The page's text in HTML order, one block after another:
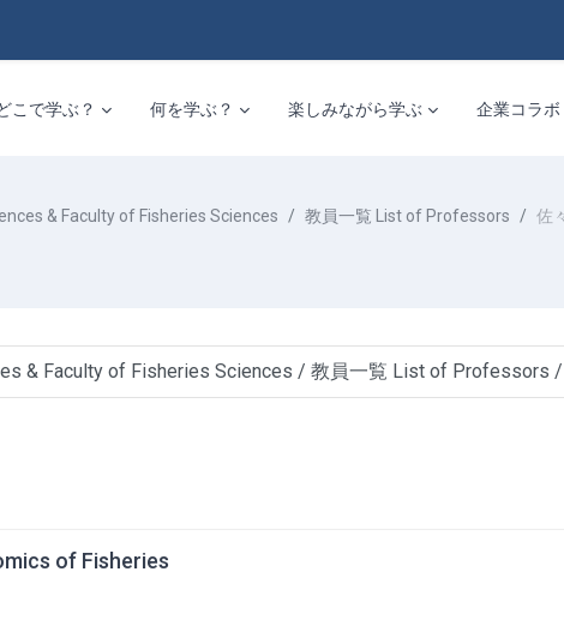
こで学ぶ？ 何を学ぶ？ 楽しみながら学ぶ 企業コラボ
& Faculty of Fisheries Sciences 教員一覧 List of Professors 佐
of Fisheries